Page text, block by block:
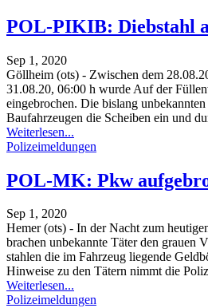
POL-PIKIB: Diebstahl
Sep 1, 2020
Göllheim (ots) - Zwischen dem
31.08.20, 06:00 h wurde Auf der
eingebrochen. Die bislang
Baufahrzeugen die Scheiben ein und
Weiterlesen...
Polizeimeldungen
POL-MK: Pkw
Sep 1, 2020
Hemer (ots) - In der Nacht zum
brachen unbekannte Täter den grauen
stahlen die im Fahrzeug liegende
Hinweise zu den Tätern nimmt die
Weiterlesen...
Polizeimeldungen